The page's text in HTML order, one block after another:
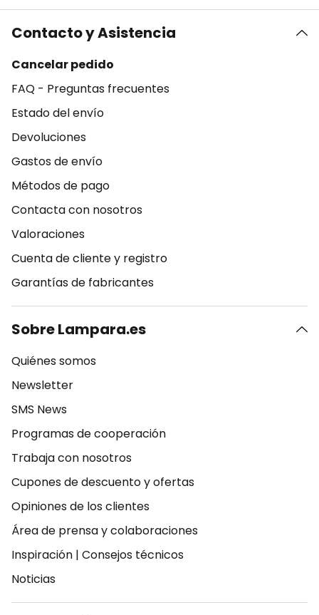
Contacto y Asistencia
Cancelar pedido
FAQ - Preguntas frecuentes
Estado del envío
Devoluciones
Gastos de envío
Métodos de pago
Contacta con nosotros
Valoraciones
Cuenta de cliente y registro
Garantías de fabricantes
Sobre Lampara.es
Quiénes somos
Newsletter
SMS News
Programas de cooperación
Trabaja con nosotros
Cupones de descuento y ofertas
Opiniones de los clientes
Área de prensa y colaboraciones
Inspiración | Consejos técnicos
Noticias